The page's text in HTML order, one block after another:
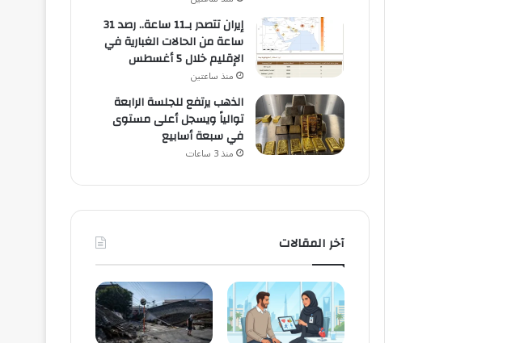
إيران تتصدر بـ11 ساعة.. رصد 31
ساعة من الحالات الغبارية في
الإقليم خلال 5 أغسطس
منذ ساعتين
الذهب يرتفع للجلسة الرابعة
توالياً ويسجل أعلى مستوى
في سبعة أسابيع
منذ 3 ساعات
آخر المقالات